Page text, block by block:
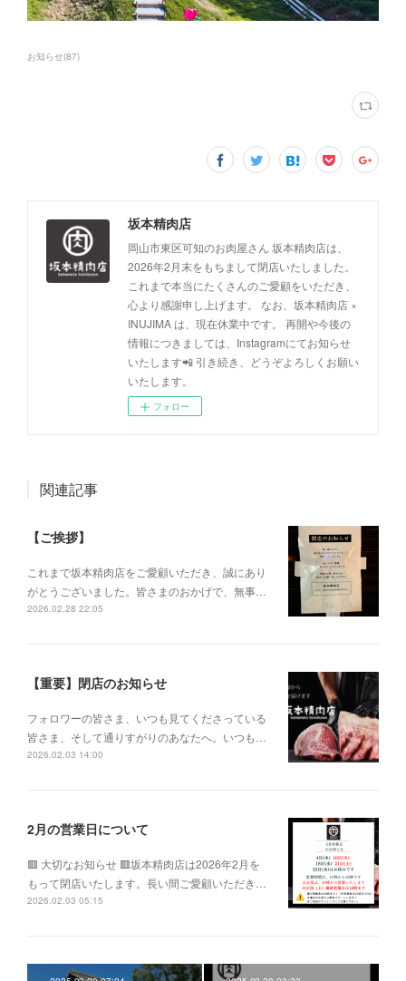
お知らせ(87)
坂本精肉店
岡山市東区可知のお肉屋さん 坂本精肉店は、
2026年2月末をもちまして閉店いたしました。
これまで本当にたくさんのご愛顧をいただき、
心より感謝申し上げます。 なお、坂本精肉店 ×
INUJIMA は、現在休業中です。 再開や今後の
情報につきましては、Instagramにてお知らせ
いたします📲 引き続き、どうぞよろしくお願い
いたします。
フォロー
関連記事
【ご挨拶】
これまで坂本精肉店をご愛顧いただき、誠にあり
がとうございました。皆さまのおかげで、無事…
2026.02.28 22:05
【重要】閉店のお知らせ
フォロワーの皆さま、いつも見てくださっている
皆さま、そして通りすがりのあなたへ。いつも…
2026.02.03 14:00
2月の営業日について
🟥 大切なお知らせ 🟥坂本精肉店は2026年2月を
もって閉店いたします。長い間ご愛顧いただき…
2026.02.03 05:15